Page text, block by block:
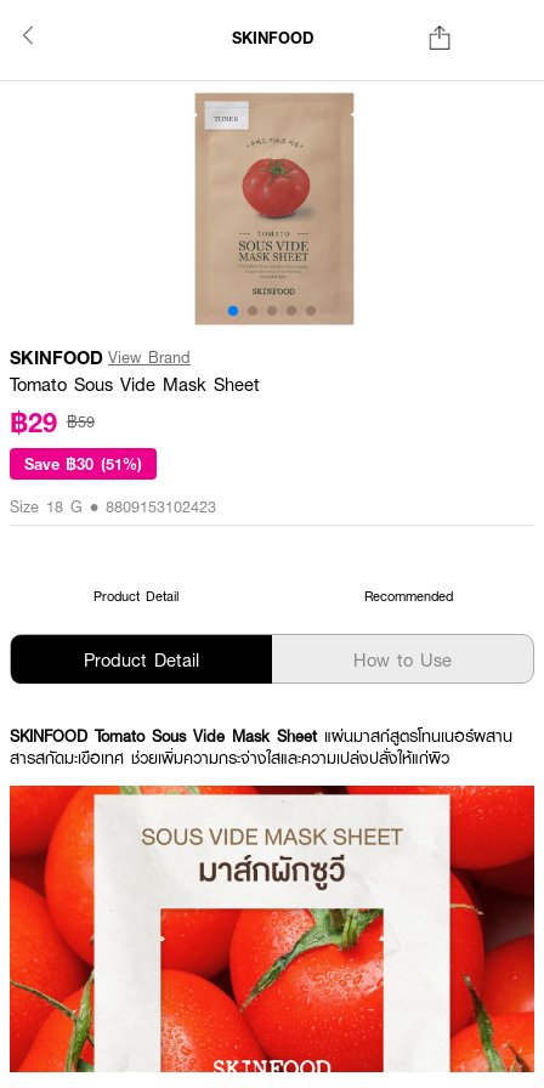
SKINFOOD
SKINFOOD View Brand
Tomato Sous Vide Mask Sheet
฿29 ฿59
Save ฿30 (51%)
Size 18 G • 8809153102423
Product Detail Recommended
Product Detail How to Use
SKINFOOD Tomato Sous Vide Mask Sheet แผ่นมาสก์สูตรโทนเนอร์ผสาน
สารสกัดมะเขือเทศ ช่วยเพิ่มความกระจ่างใสและความเปล่งปลั่งให้แก่ผิว